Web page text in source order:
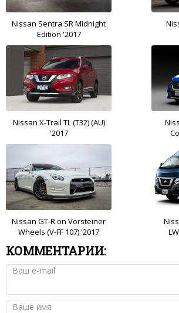
Nissan Sentra SR Midnight
Edition '2017
Nissan X-Trail TL (T32) (AU)
'2017
Nissan GT-R on Vorsteiner
Wheels (V-FF 107) '2017
КОММЕНТАРИИ:
Ваш e-mail
Ваше имя